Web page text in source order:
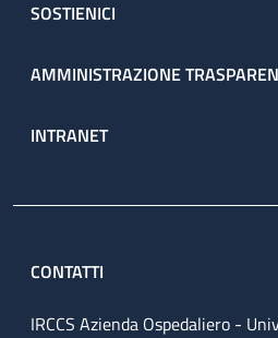
SOSTIENICI
AMMINISTRAZIONE
INTRANET
CONTATTI
IRCCS Azienda Ospedaliero -